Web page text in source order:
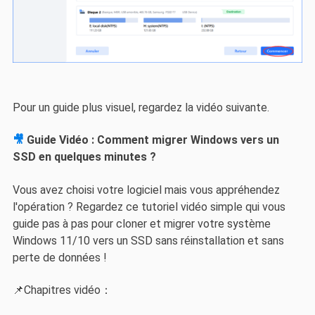
Pour un guide plus visuel, regardez la vidéo suivante.
🎥 Guide Vidéo : Comment migrer Windows vers un
SSD en quelques minutes ?
Vous avez choisi votre logiciel mais vous appréhendez
l'opération ? Regardez ce tutoriel vidéo simple qui vous
guide pas à pas pour cloner et migrer votre système
Windows 11/10 vers un SSD sans réinstallation et sans
perte de données !
📌Chapitres vidéo：